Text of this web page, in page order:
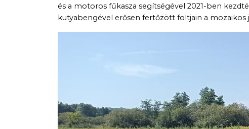
és a motoros fűkasza segítségével 2021-ben
kutyabengével erősen fertőzött foltjain a mozaikos